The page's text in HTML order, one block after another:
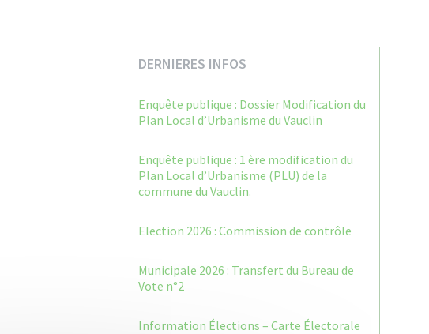
DERNIERES INFOS
Enquête publique : Dossier Modification du
Plan Local d’Urbanisme du Vauclin
Enquête publique : 1 ère modification du
Plan Local d’Urbanisme (PLU) de la
commune du Vauclin.
Election 2026 : Commission de contrôle
Municipale 2026 : Transfert du Bureau de
Vote n°2
Information Élections – Carte Électorale